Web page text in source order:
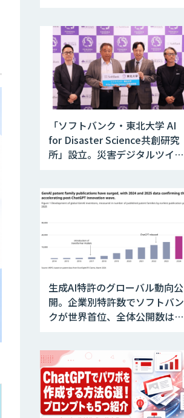
いる」と回答
「ソフトバンク・東北大学 AI
for Disaster Science共創研究
所」設立。災害デジタルツイン
生成AI特許のグローバル動向公
開。企業別特許数でソフトバン
クが世界首位、全体公開数は前